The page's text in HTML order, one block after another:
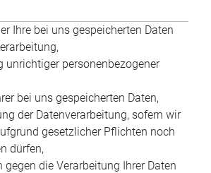
Ihre bei uns gespeicherten Daten
unrichtiger personenbezogener
bei uns gespeicherten Daten,
der Datenverarbeitung, sofern wir
gesetzlicher Pflichten noch
dürfen,
gegen die Verarbeitung Ihrer Daten